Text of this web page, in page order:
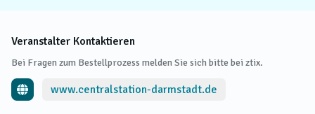
Veranstalter Kontaktieren
Bei Fragen zum Bestellprozess melden Sie sich bitte bei ztix.
www.centralstation-darmstadt.de